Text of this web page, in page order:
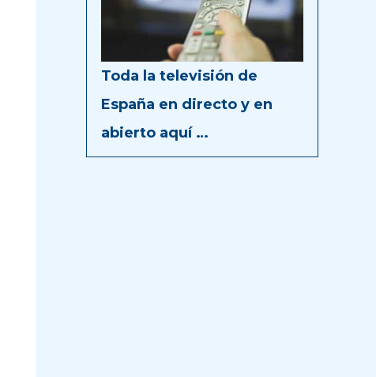
Toda la televisión de
España en directo y en
abierto aquí …